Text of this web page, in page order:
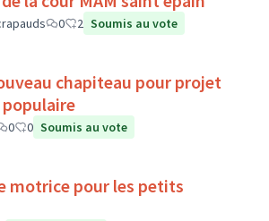
0 2 Soumis au vote
chapiteau pour projet
0 0 Soumis au vote
motrice pour les petits